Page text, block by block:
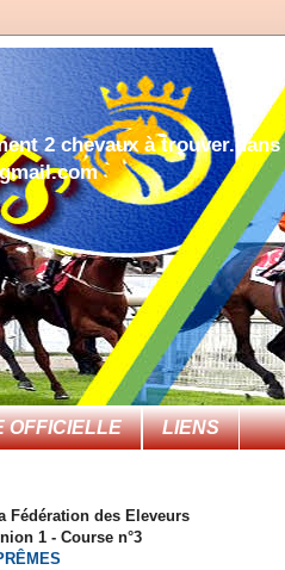
2 chevaux à
OFFICIELLE LIENS
Fédération des Eleveurs
1 - Course n°3